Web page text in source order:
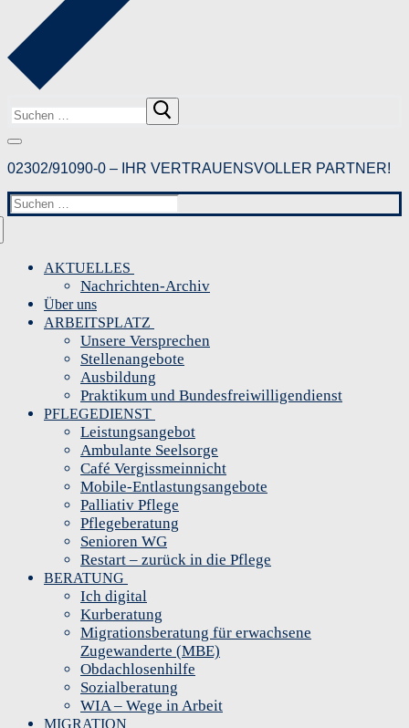
nach:
02302/91090-0 – IHR VERTRAUENSVOLLER PARTNER!
Suchen
nach:
AKTUELLES
Nachrichten-Archiv
Über uns
ARBEITSPLATZ
Unsere Versprechen
Stellenangebote
Ausbildung
Praktikum und Bundesfreiwilligendienst
PFLEGEDIENST
Leistungsangebot
Ambulante Seelsorge
Café Vergissmeinnicht
Mobile-Entlastungsangebote
Palliativ Pflege
Pflegeberatung
Senioren WG
Restart – zurück in die Pflege
BERATUNG
Ich digital
Kurberatung
Migrationsberatung für erwachsene
Zugewanderte (MBE)
Obdachlosenhilfe
Sozialberatung
WIA – Wege in Arbeit
MIGRATION